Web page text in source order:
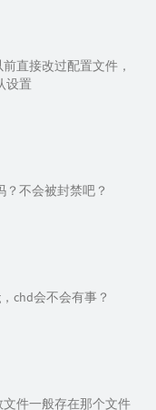
直接改过配置文件，
设置
不会被封禁吧？
chd会不会有事？
件一般存在那个文件